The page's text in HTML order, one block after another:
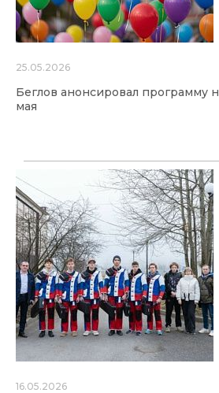
25.05.2026
Беглов анонсировал программу
мая
16.05.2026